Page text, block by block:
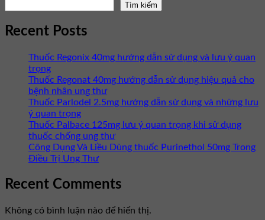
Tìm kiếm
Recent Posts
Thuốc Regonix 40mg hướng dẫn sử dụng và lưu ý quan
trọng
Thuốc Regonat 40mg hướng dẫn sử dụng hiệu quả cho
bệnh nhân ung thư
Thuốc Parlodel 2.5mg hướng dẫn sử dụng và những lưu
ý quan trọng
Thuốc Palbace 125mg lưu ý quan trọng khi sử dụng
thuốc chống ung thư
Công Dụng Và Liều Dùng thuốc Purinethol 50mg Trong
Điều Trị Ung Thư
Recent Comments
Không có bình luận nào để hiển thị.